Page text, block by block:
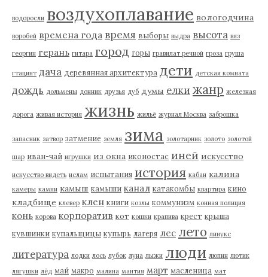
водоросли воздухоплавание вологодчина
воробей времена года время выборы выдра высота вяз
георгин герань гитара город горы гравилат речной гроза груша
гтацинт дача деревянная архитектура дети детская комната
дождь дольмены донник друзья дуб думы елки жанр железная
дорога живая история жизнь жильё журнал Москва заброшка
запасник затвор затмение земля зима золотарник золото золотой
шар иван-чай игрушки из окна иконостас иней искусство
искусство видеть ислам испытания история кабан калина
камеры камни камыш камыши канал катакомбы квартира кино
кладбище клевер клен книги козлы коммунизм конная полиция
конь корова корпоратив кот кошки крапива крест крыша
кувшинки купальщицы купырь лагеря лес лето линукс
литература лодки лось лубок луна лыжи люди люпин лютик
лягушки лёд май макро малина мантия март масленица мат